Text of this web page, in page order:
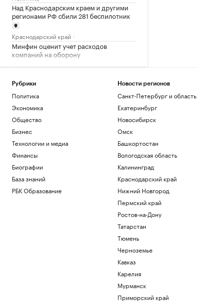
Над Краснодарским краем и другими
регионами РФ сбили 281 беспилотник
Краснодарский край
Минфин оценит учет расходов
компаний на оборону
Экономика
сообщения между Иркутском и
ЕК не увидела связи России с
миграционным кризисом в Сеуте
Политика
За день в регионах России сбили 281
украинский беспилотник
Политика
В Киеве заявили о 16 тыс. иностранцев
в рядах ВСУ
Политика
контролироваться Ормузский пролив
Рубрики
Политика
Экономика
Общество
Бизнес
Технологии и медиа
Финансы
Биографии
База знаний
РБК Образование
Новости регионов
Санкт-Петербург и область
Екатеринбург
Новосибирск
Омск
Башкортостан
Вологодская область
Калининград
Краснодарский край
Нижний Новгород
Пермский край
Ростов-на-Дону
Татарстан
Тюмень
Черноземье
Кавказ
Карелия
Мурманск
Приморский край